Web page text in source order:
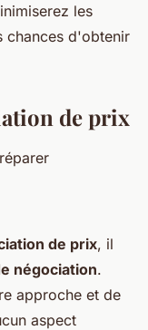
les
chances d'obtenir
de prix
de prix, il
négociation.
approche et de
aspect